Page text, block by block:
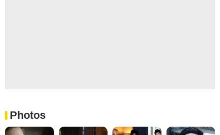
Photos